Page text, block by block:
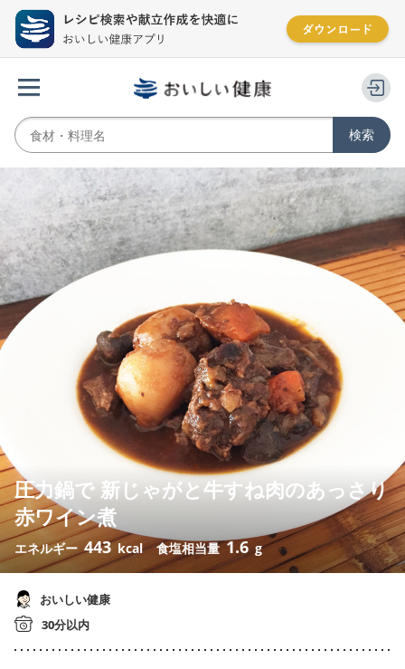
圧力鍋で 新じゃがと牛すね肉のあっさり
赤ワイン煮
エネルギー443 kcal 食塩相当量1.6 g
おいしい健康
30分以内